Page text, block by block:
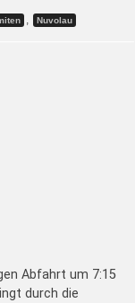
, Nuvolau
Abfahrt um 7:15
durch die